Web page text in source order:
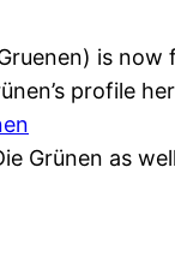
is
profile
Grünen as